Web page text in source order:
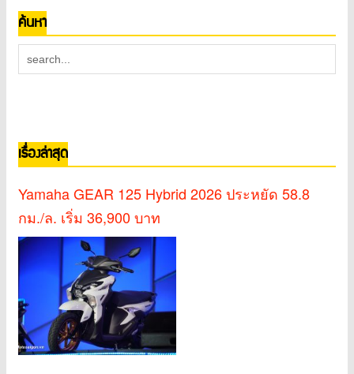
ค้นหา
เรื่องล่าสุด
Yamaha GEAR 125 Hybrid 2026 ประหยัด 58.8
กม./ล. เริ่ม 36,900 บาท